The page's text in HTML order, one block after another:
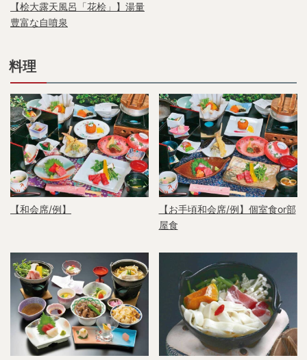
【桧大露天風呂「花桧」】湯量
豊富な自噴泉
料理
【和会席/例】
【お手頃和会席/例】個室食or部
屋食